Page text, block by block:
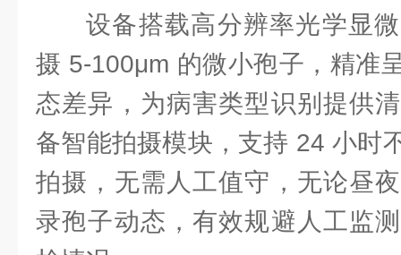
设备搭载高分辨率光学显
摄 5-100μm 的微小孢子，精准
态差异，为病害类型识别提供
备智能拍摄模块，支持 24 小时
拍摄，无需人工值守，无论昼
录孢子动态，有效规避人工监